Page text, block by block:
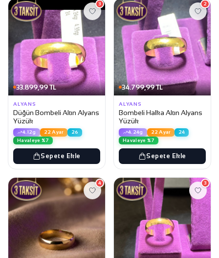
33.899,99 TL
3
ALYANS
Düğün Bombeli Altın Alyans
Yüzük
4.12g 22 Ayar
26
Havaleye %7
Sepete Ekle
34.799,99 TL
2
ALYANS
Bombeli Halka Altın Alyans
Yüzük
4.24g 22 Ayar
24
Havaleye %7
Sepete Ekle
4 3